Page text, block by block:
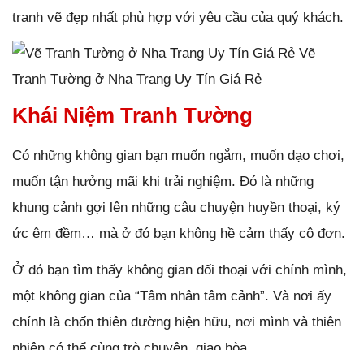
tranh vẽ đẹp nhất phù hợp với yêu cầu của quý khách.
Vẽ
Tranh Tường ở Nha Trang Uy Tín Giá Rẻ
Khái Niệm Tranh Tường
Có những không gian bạn muốn ngắm, muốn dạo chơi,
muốn tận hưởng mãi khi trải nghiệm. Đó là những
khung cảnh gợi lên những câu chuyện huyền thoại, ký
ức êm đềm… mà ở đó bạn không hề cảm thấy cô đơn.
Ở đó bạn tìm thấy không gian đối thoại với chính mình,
một không gian của “Tâm nhân tâm cảnh”. Và nơi ấy
chính là chốn thiên đường hiện hữu, nơi mình và thiên